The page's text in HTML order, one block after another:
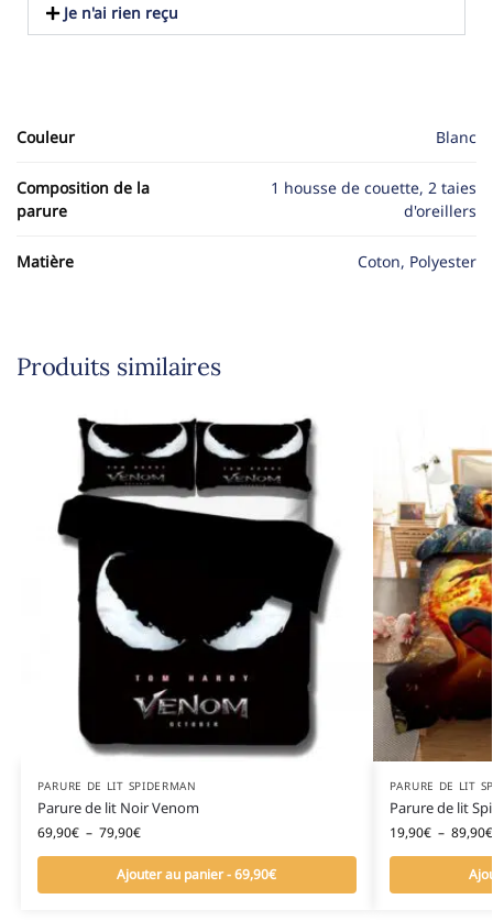
Je n'ai rien reçu
Couleur Blanc
Composition de la
parure
1 housse de couette, 2 taies
d'oreillers
Matière Coton, Polyester
Produits similaires
PARURE DE LIT SPIDERMAN
Parure de lit Noir Venom
69,90€ – 79,90€
Ajouter au panier - 69,90€
PARURE DE LIT
Parure de lit
19,90€ – 89,90€